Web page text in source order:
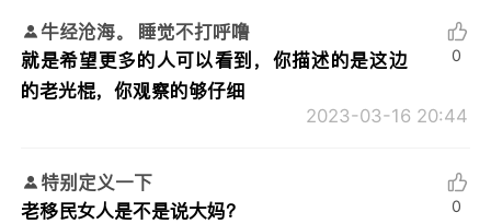
牛经沧海。 睡觉不打呼噜
就是希望更多的人可以看到，你描述的是这边
的老光棍，你观察的够仔细
2023-03-16 20:44
0
特别定义一下
老移民女人是不是说大妈？
0